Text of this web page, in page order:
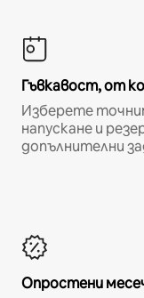
Гъвкавост, от
Изберете
напускане и
допълнителни
Опростени